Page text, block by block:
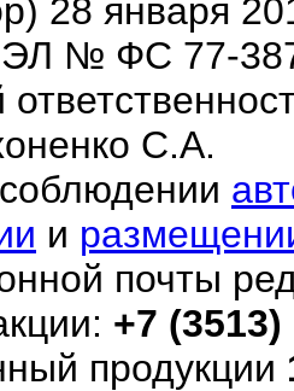
28 января
ЭЛ № ФС 77-
С.А.
и
почты
+7
продукции